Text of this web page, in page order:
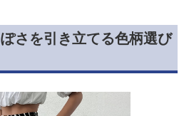
さを引き立てる色柄選び